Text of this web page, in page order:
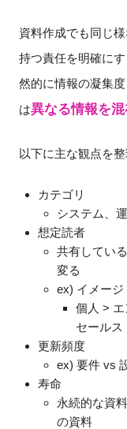
資料作成でも同じ
持つ責任を明確に
然的に情報の凝集
は異なる情報を
以下に主な観点を整
カテゴリ
システム、
想定読者
共有してい
変る
ex) イメージ
個人 >
セールス
更新頻度
ex) 要件 vs
寿命
永続的な資
の資料